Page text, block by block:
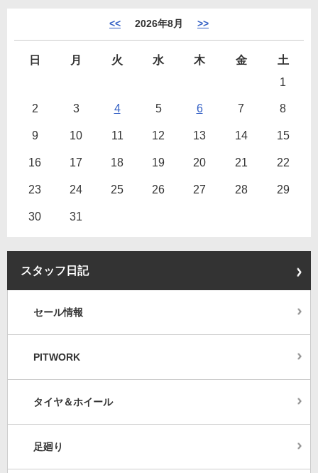
<< 2026年8月 >>
日 月 火 水 木 金
土
1
2 3 4 5 6 7 8
9 10 11 12 13 14 15
16 17 18 19 20 21 22
23 24 25 26 27 28 29
30 31
スタッフ日記
セール情報
PITWORK
タイヤ＆ホイール
足廻り